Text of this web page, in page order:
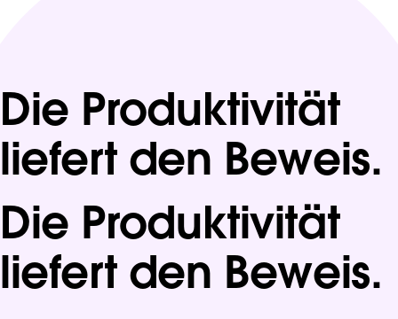
Die Produktivität
liefert den Beweis.
Die Produktivität
liefert den Beweis.